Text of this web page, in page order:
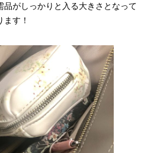
がしっかりと入る大きさとなって
ます！